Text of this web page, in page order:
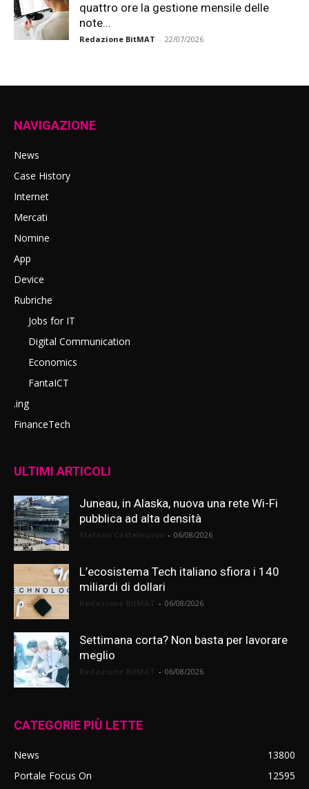
quattro ore la gestione mensile delle
note...
Redazione BitMAT - 22/07/2026
NAVIGAZIONE
News
Case History
Internet
Mercati
Nomine
App
Device
Rubriche
Jobs for IT
Digital Communication
Economics
FantaICT
.ing
FinanceTech
ULTIMI ARTICOLI
Juneau, in Alaska, nuova una rete Wi-Fi
pubblica ad alta densità
- 06/08/2026
L’ecosistema Tech italiano sfiora i 140
miliardi di dollari
- 06/08/2026
Settimana corta? Non basta per lavorare
meglio
- 06/08/2026
CATEGORIE PIÙ LETTE
News
13800
Portale Focus On
12595